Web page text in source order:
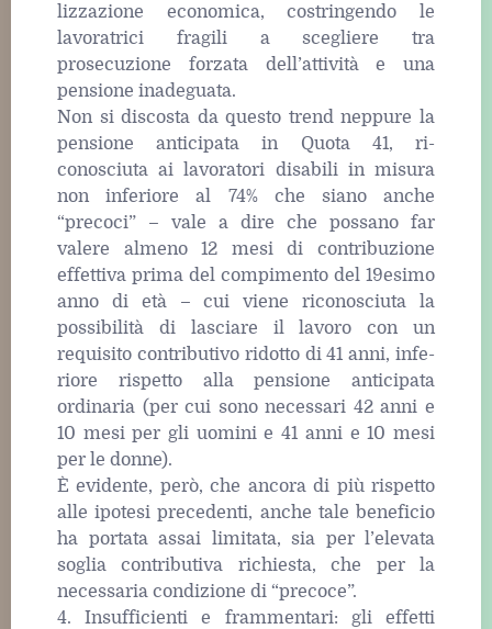
lizzazione economica, costringendo le
lavoratrici fragili a scegliere tra
prosecuzione forzata dell’attività e una
pensione inadeguata.
Non si discosta da questo trend neppure la
pensione anticipata in Quota 41, ri-
conosciuta ai lavoratori disabili in misura
non inferiore al 74% che siano anche
“precoci” – vale a dire che possano far
valere almeno 12 mesi di contribuzione
effettiva prima del compimento del 19esimo
anno di età – cui viene riconosciuta la
possibilità di lasciare il lavoro con un
requisito contributivo ridotto di 41 anni, infe-
riore rispetto alla pensione anticipata
ordinaria (per cui sono necessari 42 anni e
10 mesi per gli uomini e 41 anni e 10 mesi
per le donne).
È evidente, però, che ancora di più rispetto
alle ipotesi precedenti, anche tale beneficio
ha portata assai limitata, sia per l’elevata
soglia contributiva richiesta, che per la
necessaria condizione di “precoce”.
4. Insufficienti e frammentari: gli effetti